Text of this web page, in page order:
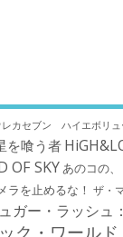
レカセブン ハイエボリュ
を喰う者
OF SKY あのコの、
ラを止めるな！ ザ・
ガー・ラッシュ